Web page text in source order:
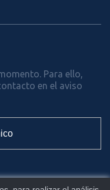
Para ello,
en el aviso